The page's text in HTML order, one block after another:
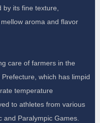
by its fine texture,
aroma and flavor
care of farmers in the
which has limpid
temperature
to athletes from various
and Paralympic Games.